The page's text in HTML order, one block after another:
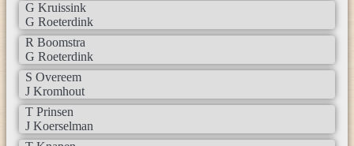
G Kruissink
G Roeterdink
R Boomstra
G Roeterdink
S Overeem
J Kromhout
T Prinsen
J Koerselman